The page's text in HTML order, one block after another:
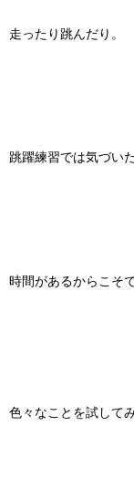
走ったり跳んだり。
跳躍練習では気づい
時間があるからこそ
色々なことを試して